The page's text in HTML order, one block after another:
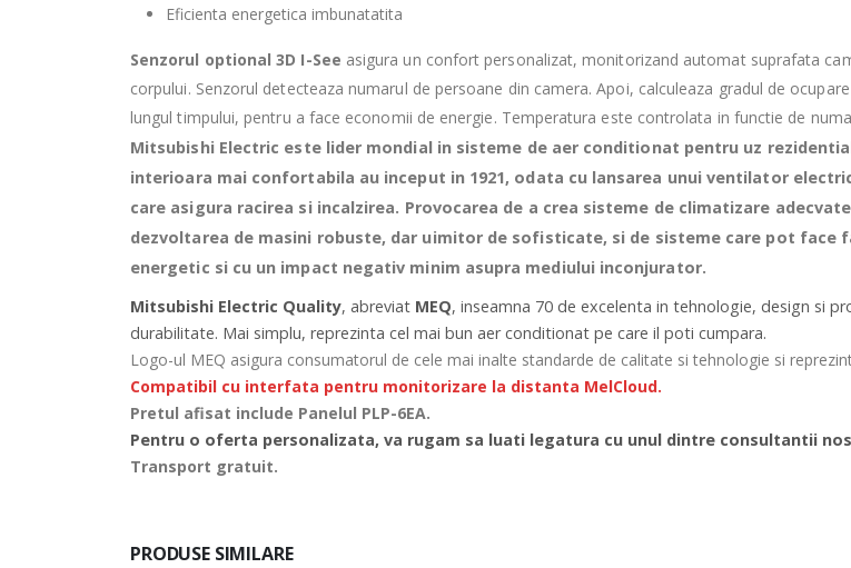
Eficienta energetica imbunatatita
Senzorul optional 3D I-See asigura un confort personalizat, monitorizand automat suprafata
corpului. Senzorul detecteaza numarul de persoane din camera. Apoi, calculeaza gradul de
lungul timpului, pentru a face economii de energie. Temperatura este controlata in functie de
Mitsubishi Electric este lider mondial in sisteme de aer conditionat pentru uz
interioara mai confortabila au inceput in 1921, odata cu lansarea unui ventilator
care asigura racirea si incalzirea. Provocarea de a crea sisteme de climatizare
dezvoltarea de masini robuste, dar uimitor de sofisticate, si de sisteme care pot
energetic si cu un impact negativ minim asupra mediului inconjurator.
Mitsubishi Electric Quality, abreviat MEQ, inseamna 70 de excelenta in tehnologie, design si
durabilitate. Mai simplu, reprezinta cel mai bun aer conditionat pe care il poti cumpara.
Logo-ul MEQ asigura consumatorul de cele mai inalte standarde de calitate si tehnologie si
Compatibil cu interfata pentru monitorizare la distanta MelCloud.
Pretul afisat include Panelul PLP-6EA.
Pentru o oferta personalizata, va rugam sa luati legatura cu unul dintre consultantii
Transport gratuit.
PRODUSE SIMILARE